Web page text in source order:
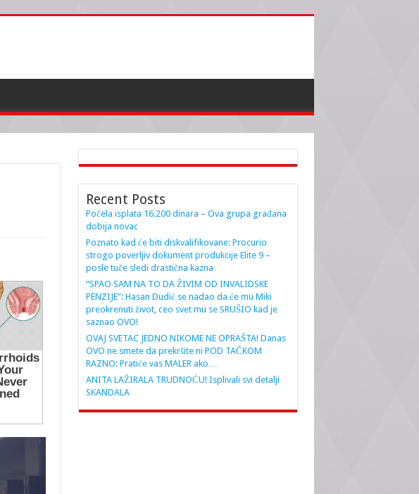
Recent Posts
Počela isplata 16.200 dinara – Ova grupa građana
dobija novac
Poznato kad će biti diskvalifikovane: Procurio
strogo poverljiv dokument produkcije Elite 9 –
posle tuče sledi drastična kazna
“SPAO SAM NA TO DA ŽIVIM OD INVALIDSKE
PENZIJE”: Hasan Dudić se nadao da će mu Miki
preokrenuti život, ceo svet mu se SRUŠIO kad je
saznao OVO!
OVAJ SVETAC JEDNO NIKOME NE OPRAŠTA! Danas
OVO ne smete da prekršite ni POD TAČKOM
RAZNO: Pratiće vas MALER ako…
ANITA LAŽIRALA TRUDNOĆU! Isplivali svi detalji
SKANDALA